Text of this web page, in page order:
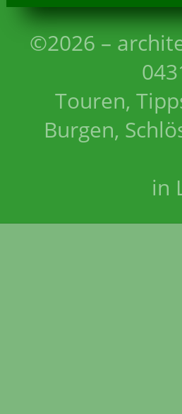
©2026 –
Touren,
Burgen,
in